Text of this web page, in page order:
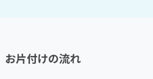
お片付けの流れ